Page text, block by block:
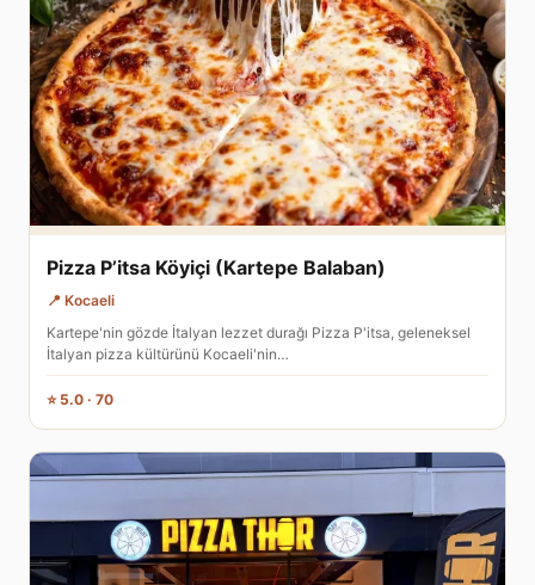
Pizza P’itsa Köyiçi (Kartepe Balaban)
📍 Kocaeli
Kartepe'nin gözde İtalyan lezzet durağı Pizza P'itsa, geleneksel
İtalyan pizza kültürünü Kocaeli'nin…
⭐ 5.0 · 70